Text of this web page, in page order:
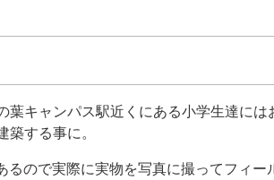
葉キャンパス駅近くにある小学生達には
築する事に。
ので実際に実物を写真に撮ってフィー